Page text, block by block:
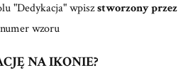
"Dedykacja" wpiszstworzony przez
wzoru
NA IKONIE?